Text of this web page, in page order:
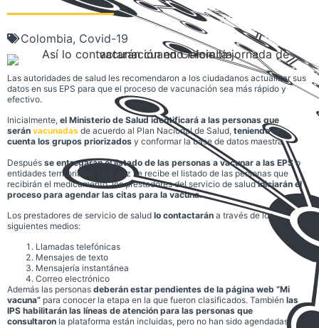
Colombia, Covid-19
Las autoridades de salud les recomendaron a los ciudadanos actualizar sus
datos en sus EPS para que el proceso de vacunación sea más rápido y
efectivo.
Inicialmente, el Ministerio de Salud identificará a las personas que
serán vacunadas de acuerdo al Plan Nacional de Salud, teniendo en
cuenta los grupos priorizados y conformar la base de datos maestra.
Después se entregarán el listado de las personas a vacunar a las EPSo
entidades territoriales. Una vez se recibe el listado de las personas que
recibirán el medicamento, los prestadores del servicio de saludiniciarán el
proceso para agendar las citas para la vacuna.
Los prestadores de servicio de salud lo contactarán a través de los
siguientes medios:
Llamadas telefónicas
Mensajes de texto
Mensajería instantánea
Correo electrónico
Además las personas deberán estar pendientes de la página web “Mi
vacuna” para conocer la etapa en la que fueron clasificados. También las
IPS habilitarán las líneas de atención para las personas que
consultaron la plataforma están incluidas, pero no han sido agendadas.